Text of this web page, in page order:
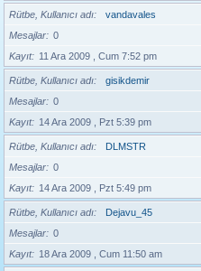
Rütbe, Kullanıcı adı
vandavales
Mesajlar
0
Kayıt
11 Ara 2009 , Cum 7:52 pm
Rütbe, Kullanıcı adı
gisikdemir
Mesajlar
0
Kayıt
14 Ara 2009 , Pzt 5:39 pm
Rütbe, Kullanıcı adı
DLMSTR
Mesajlar
0
Kayıt
14 Ara 2009 , Pzt 5:49 pm
Rütbe, Kullanıcı adı
Dejavu_45
Mesajlar
0
Kayıt
18 Ara 2009 , Cum 11:50 am